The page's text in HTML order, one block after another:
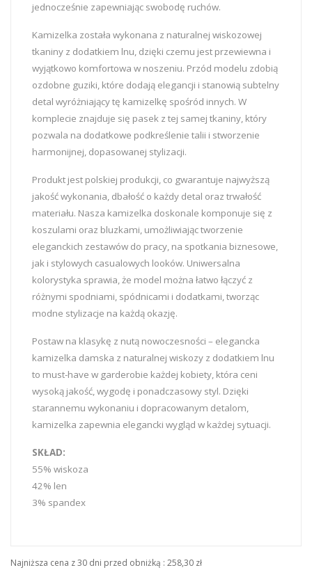
jednocześnie zapewniając swobodę ruchów.
Kamizelka została wykonana z naturalnej wiskozowej
tkaniny z dodatkiem lnu, dzięki czemu jest przewiewna i
wyjątkowo komfortowa w noszeniu. Przód modelu zdobią
ozdobne guziki, które dodają elegancji i stanowią subtelny
detal wyróżniający tę kamizelkę spośród innych. W
komplecie znajduje się pasek z tej samej tkaniny, który
pozwala na dodatkowe podkreślenie talii i stworzenie
harmonijnej, dopasowanej stylizacji.
Produkt jest polskiej produkcji, co gwarantuje najwyższą
jakość wykonania, dbałość o każdy detal oraz trwałość
materiału. Nasza kamizelka doskonale komponuje się z
koszulami oraz bluzkami, umożliwiając tworzenie
eleganckich zestawów do pracy, na spotkania biznesowe,
jak i stylowych casualowych looków. Uniwersalna
kolorystyka sprawia, że model można łatwo łączyć z
różnymi spodniami, spódnicami i dodatkami, tworząc
modne stylizacje na każdą okazję.
Postaw na klasykę z nutą nowoczesności – elegancka
kamizelka damska z naturalnej wiskozy z dodatkiem lnu
to must-have w garderobie każdej kobiety, która ceni
wysoką jakość, wygodę i ponadczasowy styl. Dzięki
starannemu wykonaniu i dopracowanym detalom,
kamizelka zapewnia elegancki wygląd w każdej sytuacji.
SKŁAD:
55% wiskoza
42% len
3% spandex
Najniższa cena z 30 dni przed obniżką : 258,30 zł